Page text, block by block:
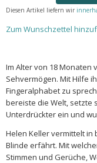
Diesen Artikel liefern wir
Zum Wunschzettel
Im Alter von 18 Monaten
Sehvermögen. Mit Hilfe
Fingeralphabet zu
bereiste die Welt, setzte
Unterdrückter ein und
Helen Keller vermittelt in
Blinde erfährt. Mit
Stimmen und Gerüche,